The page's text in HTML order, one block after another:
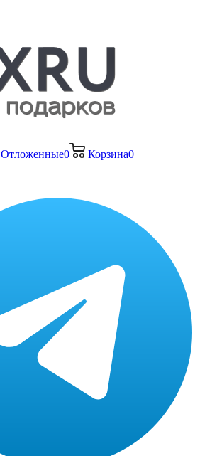
Отложенные0 Корзина0